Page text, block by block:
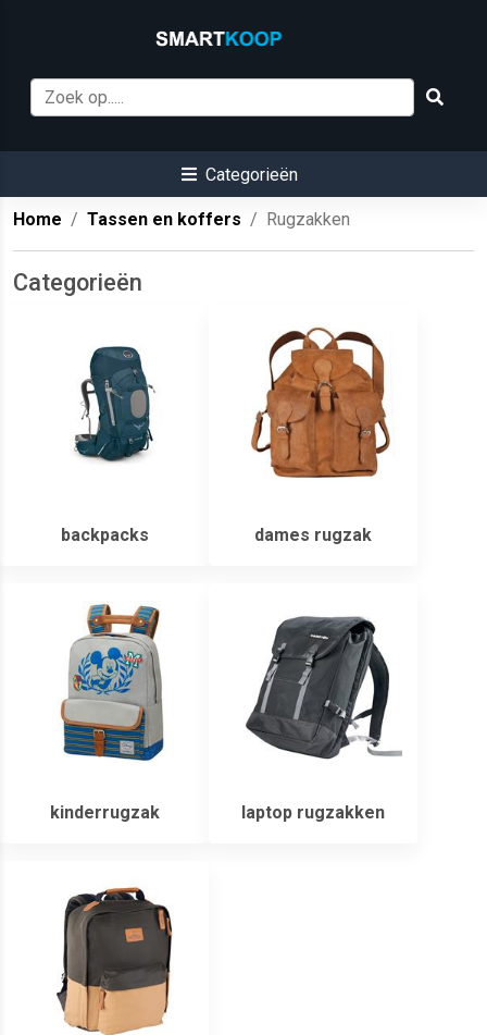
Categorieën
Home Tassen en koffers Rugzakken
Categorieën
backpacks dames rugzak
kinderrugzak laptop rugzakken